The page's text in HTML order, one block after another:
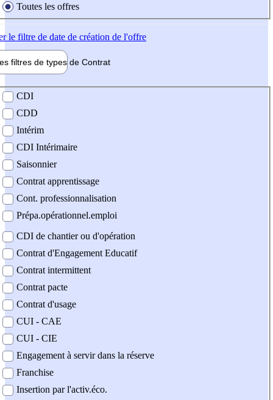
Toutes les offres
le filtre de date de création de l'offre
filtres de types de Contrat
contrat
CDI
CDD
Intérim
CDI Intérimaire
Saisonnier
Contrat apprentissage
Cont. professionnalisation
Prépa.opérationnel.emploi
CDI de chantier ou d'opération
Contrat d'Engagement Educatif
Contrat intermittent
Contrat pacte
Contrat d'usage
CUI - CAE
CUI - CIE
Engagement à servir dans la réserve
Franchise
Insertion par l'activ.éco.